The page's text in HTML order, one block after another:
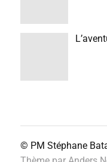
© PM Stéphane